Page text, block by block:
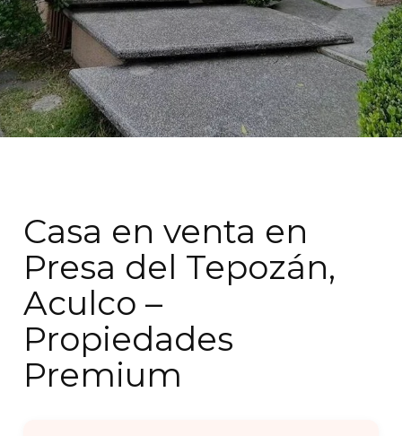
Casa en venta en
Presa del Tepozán,
Aculco –
Propiedades
Premium